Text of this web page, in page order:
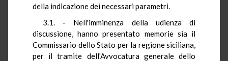
della indicazione dei necessari parametri.
3.1. - Nell'imminenza della udienza di
discussione, hanno presentato memorie sia il
Commissario dello Stato per la regione siciliana,
per il tramite dell'Avvocatura generale dello